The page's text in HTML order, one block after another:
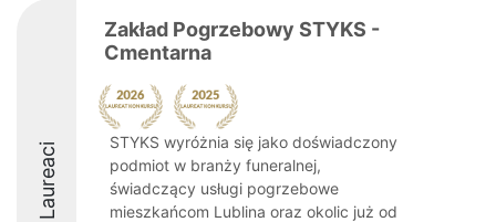
Laureaci
Zakład Pogrzebowy STYKS -
Cmentarna
STYKS wyróżnia się jako doświadczony
podmiot w branży funeralnej,
świadczący usługi pogrzebowe
mieszkańcom Lublina oraz okolic już od